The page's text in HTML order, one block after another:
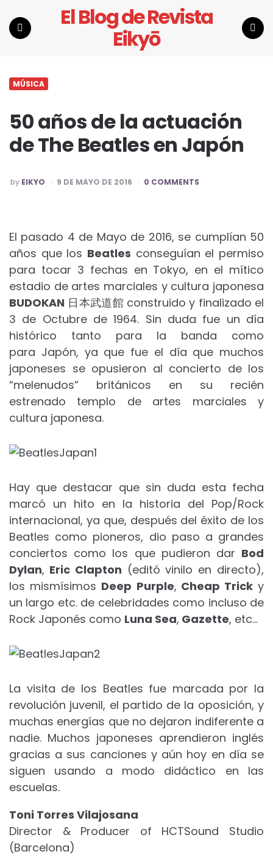
El Blog de Revista
Eikyō
MÚSICA
50 años de la actuación
de The Beatles en Japón
POSTED
BY
by EIKYO 9 DE MAYO DE 2016 0 COMMENTS
El pasado 4 de Mayo de 2016, se cumplían 50
años que los Beatles conseguían el permiso
para tocar 3 fechas en Tokyo, en el mítico
estadio de artes marciales y cultura japonesa
BUDOKAN 日本武道館 construido y finalizado el
3 de Octubre de 1964. Sin duda fue un día
histórico tanto para la banda como
para Japón, ya que fue el día que muchos
japoneses se opusieron al concierto de los
“melenudos” británicos en su recién
estrenado templo de artes marciales y
cultura japonesa.
Hay que destacar que sin duda esta fecha
marcó un hito en la historia del Pop/Rock
internacional, ya que, después del éxito de los
Beatles como pioneros, dio paso a grandes
conciertos como los que pudieron dar Bod
Dylan, Eric Clapton (editó vinilo en directo),
los mismísimos Deep Purple, Cheap Tricky
un largo etc. de celebridades como incluso de
Rock Japonés como Luna Sea, Gazette, etc…
La visita de los Beatles fue marcada por la
revolución juvenil, el partido de la oposición, y
muchas energías que no dejaron indiferente a
nadie. Muchos japoneses aprendieron inglés
gracias a sus canciones y aún hoy en día se
siguen usando a modo didáctico en las
escuelas.
Toni Torres Vilajosana
Director & Producer of HCTSound Studio
(Barcelona)